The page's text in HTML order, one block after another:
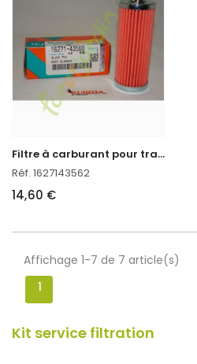
F
iltre à carburant pour tracteur kubota
Réf. 1627143562
14,60 €
Affichage 1-7 de 7 article(s)
1
Kit service filtration